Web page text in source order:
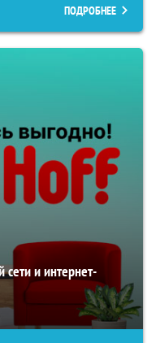
ПОДРОБНЕЕ
и интернет-